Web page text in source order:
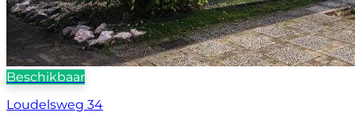
Beschikbaar
Loudelsweg 34